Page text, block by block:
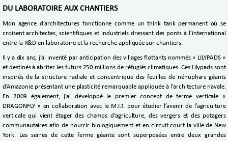
DU LABORATOIRE AUX CHANTIERS
Mon agence d’architectures fonctionne comme un think tank permanent où se
croisent architectes, scientifiques et industriels dressant des ponts à l’international
entre la R&D en laboratoire et la recherche appliquée sur chantiers.
Il y a dix ans, j’ai inventé par anticipation des villages flottants nommés « LILYPADS »
et destinés à abriter les futurs 250 millions de réfugiés climatiques. Ces Lilypads sont
inspirés de la structure radiale et concentrique des feuilles de nénuphars géants
d’Amazonie présentant une plasticité remarquable appliquée à l’architecture navale.
En 2009 également, j’ai développé le premier concept de ferme verticale «
DRAGONFLY » en collaboration avec le M.I.T. pour étudier l’avenir de l’agriculture
verticale qui vient étager des champs d’agriculture, des vergers et des potagers
communautaires afin de nourrir biologiquement et en circuit court la ville de New
York. Les serres de cette ferme géante sont superposées entre deux grandes